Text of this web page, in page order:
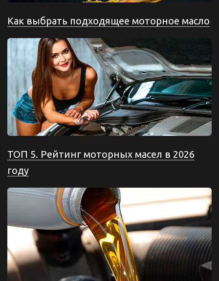
Как выбрать подходящее моторное масло
ТОП 5. Рейтинг моторных масел в 2026
году